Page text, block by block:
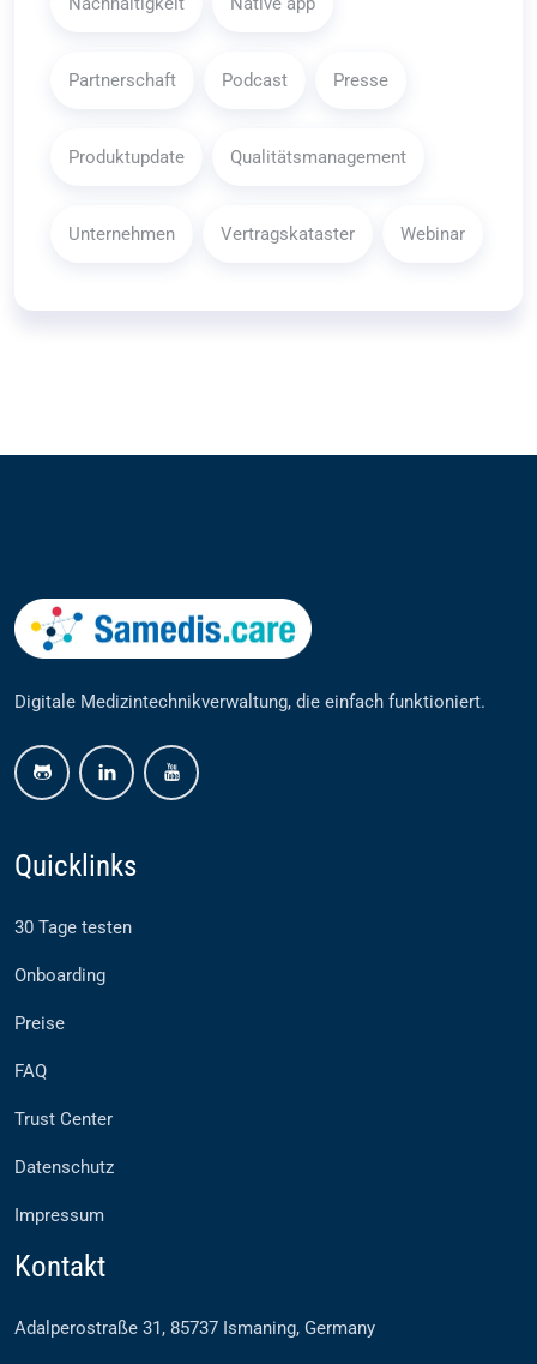
Partnerschaft Podcast Presse
Produktupdate Qualitätsmanagement
Unternehmen Vertragskataster Webinar
Digitale Medizintechnikverwaltung, die einfach funktioniert.
Quicklinks
30 Tage testen
Onboarding
Preise
FAQ
Trust Center
Datenschutz
Impressum
Kontakt
Adalperostraße 31, 85737 Ismaning, Germany